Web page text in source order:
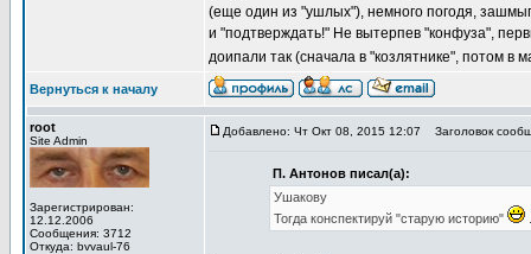
(еще один из "ушлых"), немного погодя,
и "подтверждать!" Не вытерпев "конфуза",
доипали так (сначала в "козлятнике", потом в
Вернуться к началу
root
Site Admin
Зарегистрирован:
12.12.2006
Сообщения: 3712
Откуда: bvvaul-76
Добавлено: Чт Окт 08, 2015 12:07 Заголовок
П. Антонов писал(а):
Ушакову
Тогда конспектируй "старую историю"